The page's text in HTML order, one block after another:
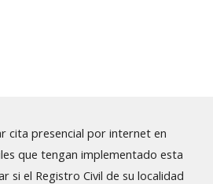
cita presencial por internet en
que tengan implementado esta
si el Registro Civil de su localidad